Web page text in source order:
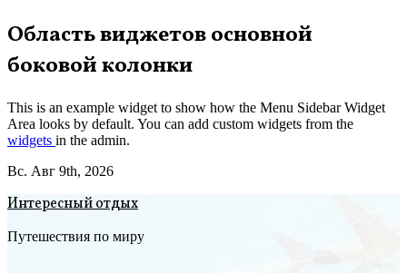
Перейти
к
содержимому
Область виджетов основной
боковой колонки
This is an example widget to show how the Menu Sidebar Widget
Area looks by default. You can add custom widgets from the
widgets in the admin.
Вс. Авг 9th, 2026
Интересный отдых
Путешествия по миру